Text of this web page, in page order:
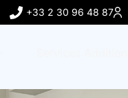
+33 2 30 96 48 87